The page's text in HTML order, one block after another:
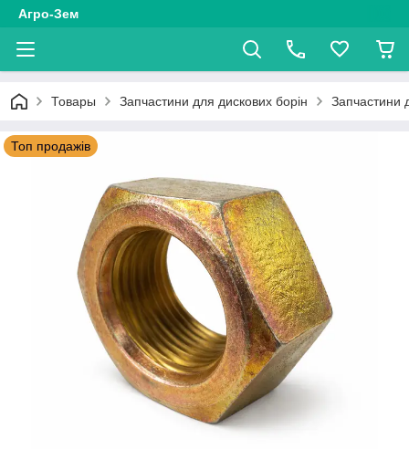
Агро-Зем
Товары Запчастини для дискових борін Запчастини
Топ продажів